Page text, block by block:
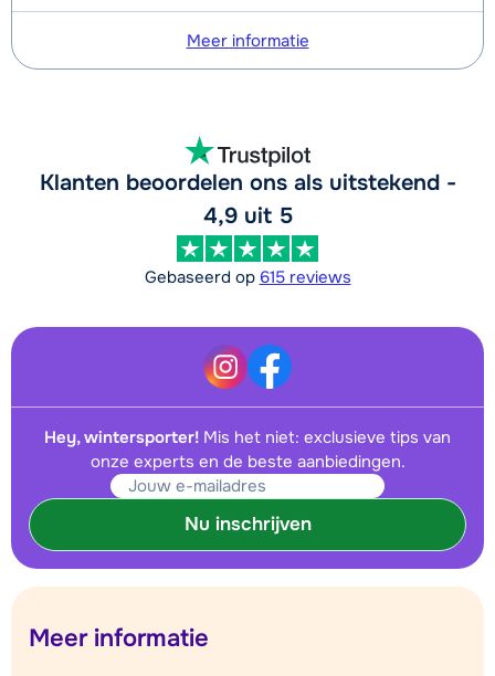
Meer informatie
Klanten beoordelen ons als uitstekend -
4,9 uit 5
Gebaseerd op 615 reviews
Hey, wintersporter! Mis het niet: exclusieve tips van
onze experts en de beste aanbiedingen.
Nu inschrijven
Meer informatie